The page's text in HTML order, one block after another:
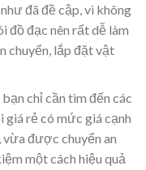
đã đề cập, vì không
đồ đạc nên rất dễ làm
chuyển, lắp đặt vật
chỉ cần tìm đến các
rẻ có mức giá cạnh
vừa được chuyển an
một cách hiệu quả